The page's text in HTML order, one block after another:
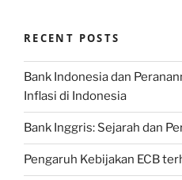
RECENT POSTS
Bank Indonesia dan
Inflasi di Indonesia
Bank Inggris: Sejarah dan
Pengaruh Kebijakan ECB